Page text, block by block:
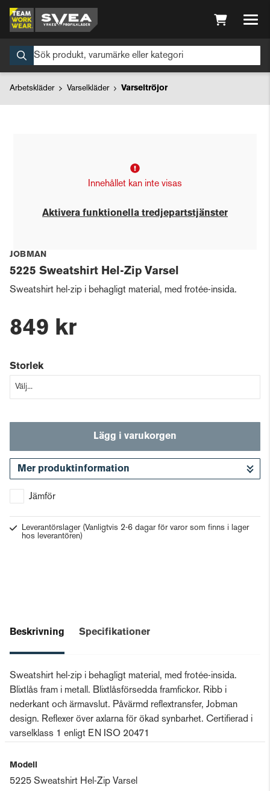
Arbetskläder Varselkläder Varseltröjor
Innehållet kan inte visas
Aktivera funktionella tredjepartstjänster
JOBMAN
5225 Sweatshirt Hel-Zip Varsel
Sweatshirt hel-zip i behagligt material, med frotée-insida.
849 kr
Storlek
Lägg i varukorgen
Mer produktinformation
Jämför
Leverantörslager (Vanligtvis 2-6 dagar för varor som finns i lager
hos leverantören)
Beskrivning Specifikationer
Sweatshirt hel-zip i behagligt material, med frotée-insida.
Blixtlås fram i metall. Blixtlåsförsedda framfickor. Ribb i
nederkant och ärmavslut. Påvärmd reflextransfer, Jobman
design. Reflexer över axlarna för ökad synbarhet. Certifierad i
varselklass 1 enligt EN ISO 20471
Modell
5225 Sweatshirt Hel-Zip Varsel